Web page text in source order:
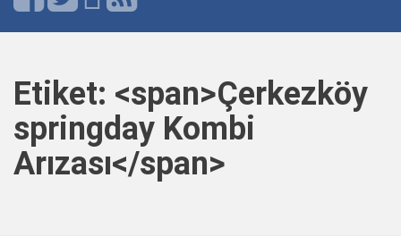
Etiket: <span>Çerkezköy
springday Kombi
Arızası</span>